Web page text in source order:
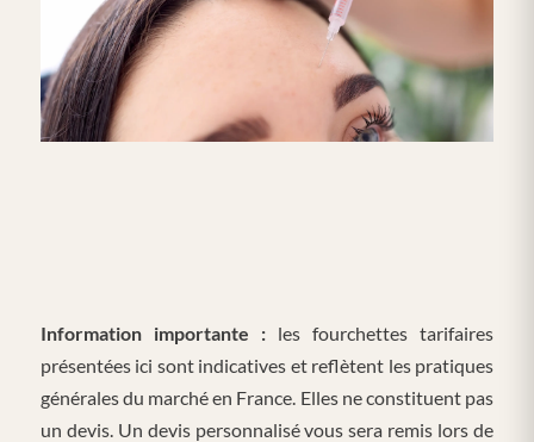
Information importante :les fourchettes tarifaires
présentées ici sont indicatives et reflètent les pratiques
générales du marché en France. Elles ne constituent pas
un devis. Un devis personnalisé vous sera remis lors de